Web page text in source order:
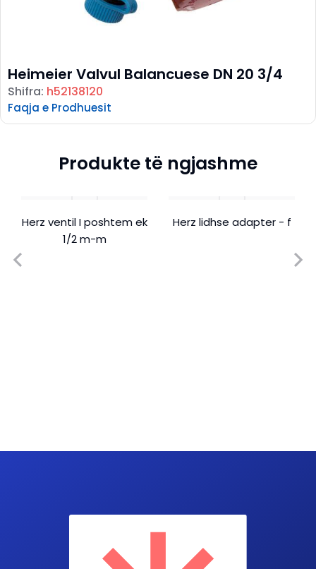
Heimeier Valvul Balancuese DN 20 3/4
Shifra: h52138120
Faqja e Prodhuesit
Produkte të ngjashme
Herz ventil I poshtem ek
1/2 m-m
Herz lidhse adapter - f